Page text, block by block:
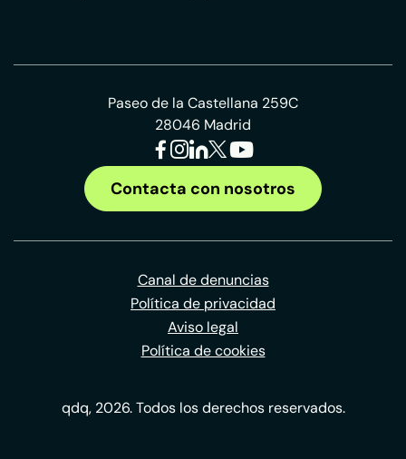
Paseo de la Castellana 259C
28046 Madrid
Contacta con nosotros
Canal de denuncias
Política de privacidad
Aviso legal
Política de cookies
qdq, 2026. Todos los derechos reservados.